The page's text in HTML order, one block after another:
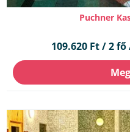
Puchner
109.620 Ft / 2